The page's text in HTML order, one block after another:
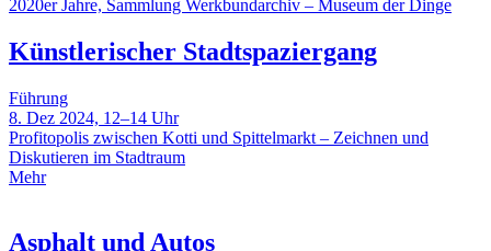
Künstlerischer Stadtspaziergang
Führung
8. Dez 2024, 12–14 Uhr
Profitopolis zwischen Kotti und Spittelmarkt – Zeichnen und
Diskutieren im Stadtraum
Mehr
Asphalt und Autos